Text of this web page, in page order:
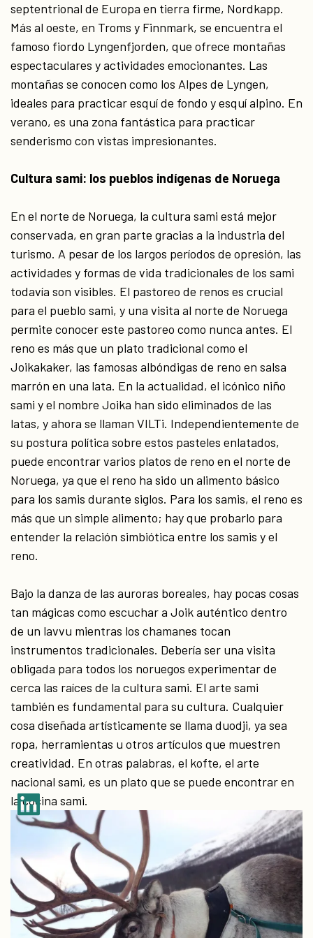
septentrional de Europa en tierra firme, Nordkapp.
Más al oeste, en Troms y Finnmark, se encuentra el
famoso fiordo Lyngenfjorden, que ofrece montañas
espectaculares y actividades emocionantes. Las
montañas se conocen como los Alpes de Lyngen,
ideales para practicar esquí de fondo y esquí alpino. En
verano, es una zona fantástica para practicar
senderismo con vistas impresionantes.
Cultura sami: los pueblos indígenas de Noruega
En el norte de Noruega, la cultura sami está mejor
conservada, en gran parte gracias a la industria del
turismo. A pesar de los largos períodos de opresión, las
actividades y formas de vida tradicionales de los sami
todavía son visibles. El pastoreo de renos es crucial
para el pueblo sami, y una visita al norte de Noruega
permite conocer este pastoreo como nunca antes. El
reno es más que un plato tradicional como el
Joikakaker, las famosas albóndigas de reno en salsa
marrón en una lata. En la actualidad, el icónico niño
sami y el nombre Joika han sido eliminados de las
latas, y ahora se llaman VILTi. Independientemente de
su postura política sobre estos pasteles enlatados,
puede encontrar varios platos de reno en el norte de
Noruega, ya que el reno ha sido un alimento básico
para los samis durante siglos. Para los samis, el reno es
más que un simple alimento; hay que probarlo para
entender la relación simbiótica entre los samis y el
reno.
Bajo la danza de las auroras boreales, hay pocas cosas
tan mágicas como escuchar a Joik auténtico dentro
de un lavvu mientras los chamanes tocan
instrumentos tradicionales. Debería ser una visita
obligada para todos los noruegos experimentar de
cerca las raíces de la cultura sami. El arte sami
también es fundamental para su cultura. Cualquier
cosa diseñada artísticamente se llama duodji, ya sea
ropa, herramientas u otros artículos que muestren
creatividad. En otras palabras, el kofte, el arte
nacional sami, es un plato que se puede encontrar en
la cocina sami.